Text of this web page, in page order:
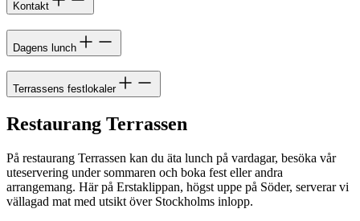
Kontakt
Dagens lunch
Terrassens festlokaler
Restaurang Terrassen
På restaurang Terrassen kan du äta lunch på vardagar, besöka vår
uteservering under sommaren och boka fest eller andra
arrangemang. Här på Erstaklippan, högst uppe på Söder, serverar vi
vällagad mat med utsikt över Stockholms inlopp.